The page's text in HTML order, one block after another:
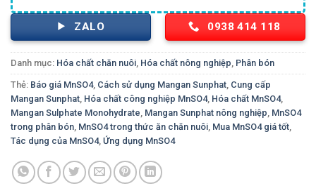
ZALO 0938 414 118
Danh mục: Hóa chất chăn nuôi, Hóa chất nông nghiệp, Phân bón
Thẻ: Báo giá MnSO4, Cách sử dụng Mangan Sunphat, Cung cấp
Mangan Sunphat, Hóa chất công nghiệp MnSO4, Hóa chất MnSO4,
Mangan Sulphate Monohydrate, Mangan Sunphat nông nghiệp, MnSO4
trong phân bón, MnSO4 trong thức ăn chăn nuôi, Mua MnSO4 giá tốt,
Tác dụng của MnSO4, Ứng dụng MnSO4